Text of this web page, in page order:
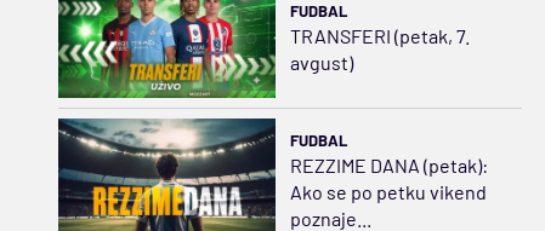
FUDBAL
TRANSFERI (petak, 7.
avgust)
FUDBAL
REZZIME DANA (petak):
Ako se po petku vikend
poznaje...